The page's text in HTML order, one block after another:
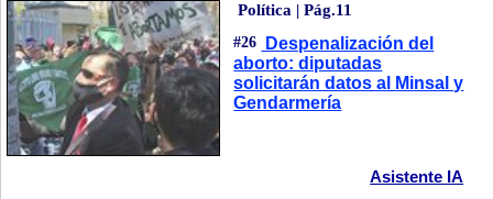
Política | Pág.11
#26
Despenalización del
aborto: diputadas
solicitarán datos al Minsal y
Gendarmería
Asistente IA